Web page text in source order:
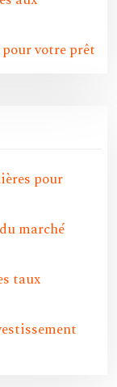
votre prêt
pour
marché
taux